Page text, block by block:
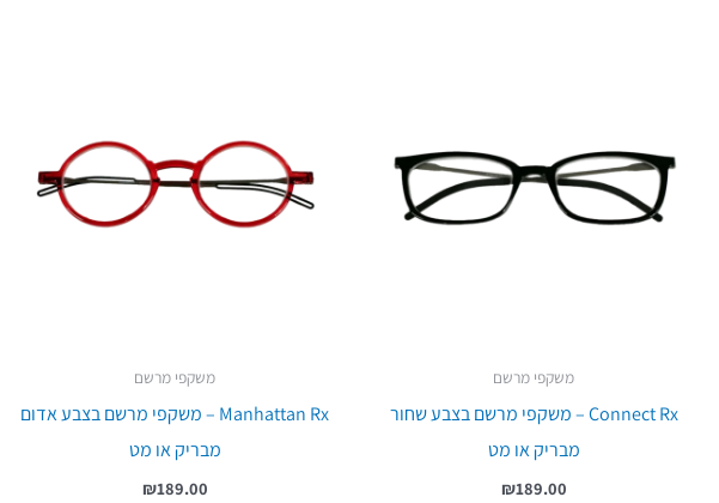
משקפי מרשם
Connect Rx – משקפי מרשם בצבע שחור
מבריק או מט
₪189.00
משקפי מרשם
Manhattan Rx – משקפי מרשם בצבע אדום
מבריק או מט
₪189.00